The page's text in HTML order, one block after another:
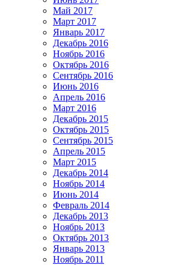
Май 2017
Март 2017
Январь 2017
Декабрь 2016
Ноябрь 2016
Октябрь 2016
Сентябрь 2016
Июнь 2016
Апрель 2016
Март 2016
Декабрь 2015
Октябрь 2015
Сентябрь 2015
Апрель 2015
Март 2015
Декабрь 2014
Ноябрь 2014
Июнь 2014
Февраль 2014
Декабрь 2013
Ноябрь 2013
Октябрь 2013
Январь 2013
Ноябрь 2011